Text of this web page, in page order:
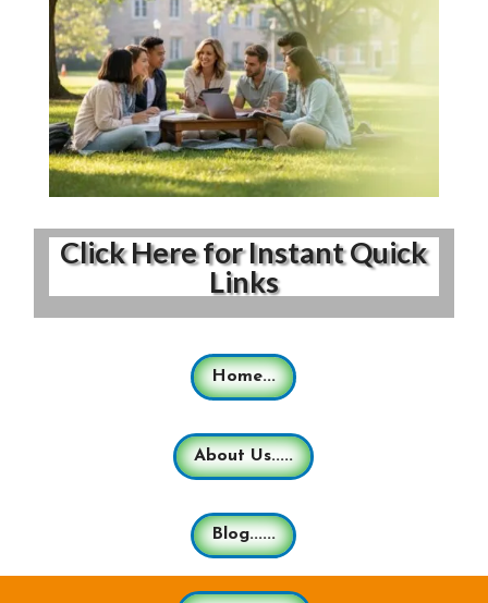
Click Here for Instant Quick
Links
Home...
About Us.....
Blog......